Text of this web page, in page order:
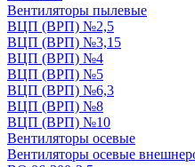
Вентиляторы пылевые
ВЦП (ВРП) №2,5
ВЦП (ВРП) №3,15
ВЦП (ВРП) №4
ВЦП (ВРП) №5
ВЦП (ВРП) №6,3
ВЦП (ВРП) №8
ВЦП (ВРП) №10
Вентиляторы осевые
Вентиляторы осевые